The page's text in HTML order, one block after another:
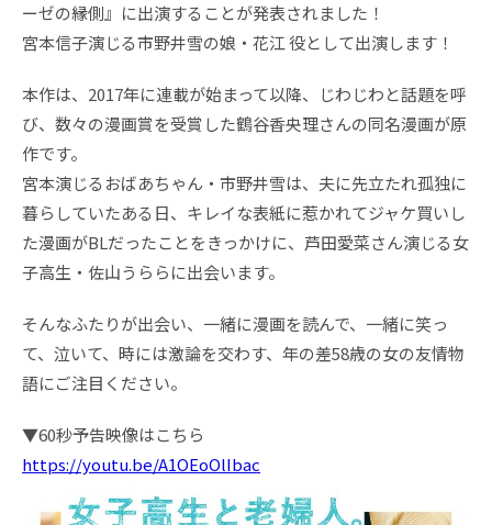
ーゼの縁側』に出演することが発表されました！
宮本信子演じる市野井雪の娘・花江 役として出演します！
本作は、2017年に連載が始まって以降、じわじわと話題を呼
び、数々の漫画賞を受賞した鶴谷香央理さんの同名漫画が原
作です。
宮本演じるおばあちゃん・市野井雪は、夫に先立たれ孤独に
暮らしていたある日、キレイな表紙に惹かれてジャケ買いし
た漫画がBLだったことをきっかけに、芦田愛菜さん演じる女
子高生・佐山うららに出会います。
そんなふたりが出会い、一緒に漫画を読んで、一緒に笑っ
て、泣いて、時には激論を交わす、年の差58歳の女の友情物
語にご注目ください。
▼60秒予告映像はこちら
https://youtu.be/A1OEoOlIbac